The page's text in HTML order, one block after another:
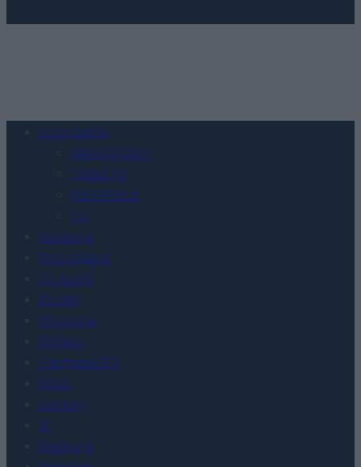
Urządzenia
SMARTFONY
TABLETY
WEARABLE
TV
Recenzje
Porównania
Co kupić
Porady
Promocje
FinTech
Hardware PC
Moto
Gaming
AI
Redakcja